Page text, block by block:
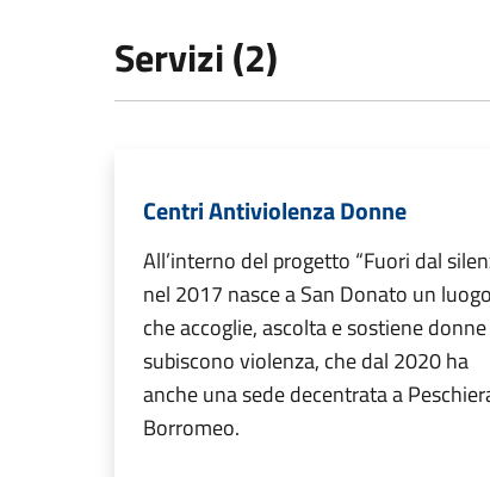
Servizi (2)
Centri Antiviolenza Donne
All’interno del progetto “Fuori dal
nel 2017 nasce a San Donato un luogo
che accoglie, ascolta e sostiene
subiscono violenza, che dal 2020 ha
anche una sede decentrata a
Borromeo.